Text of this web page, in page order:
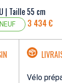
| Taille 55 cm
NEUF 3 434 €
Vélo